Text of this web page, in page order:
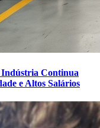
Continua
e Altos Salários